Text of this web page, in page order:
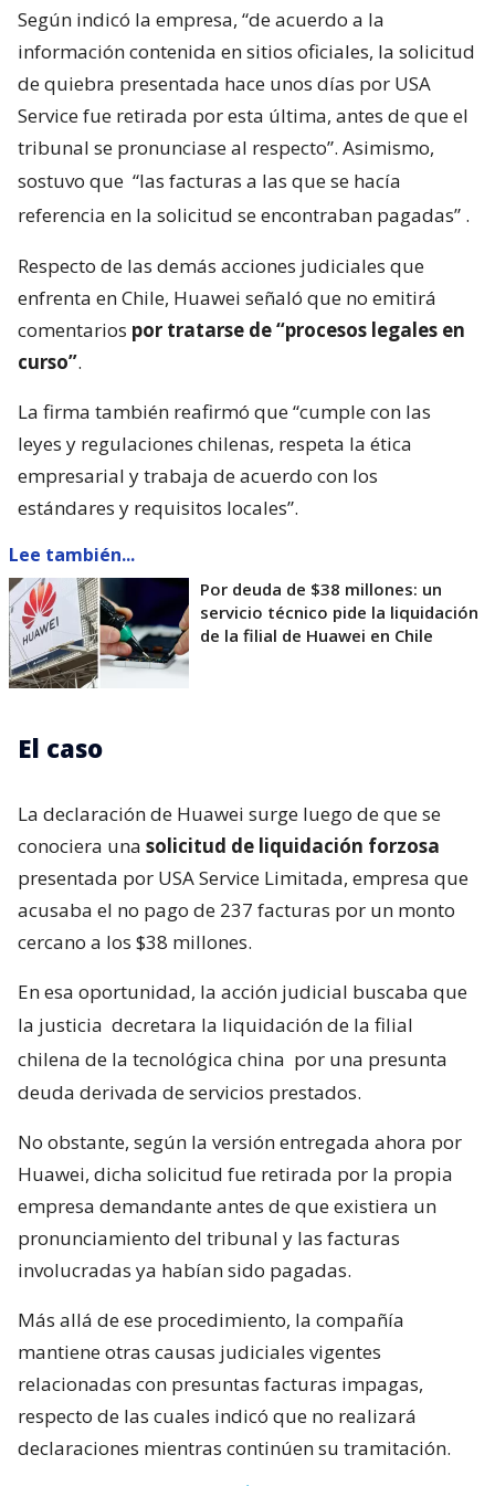
Según indicó la empresa, “de acuerdo a la
información contenida en sitios oficiales, la solicitud
de quiebra presentada hace unos días por USA
Service fue retirada por esta última, antes de que el
tribunal se pronunciase al respecto”. Asimismo,
sostuvo que “las facturas a las que se hacía
referencia en la solicitud se encontraban pagadas” .
Respecto de las demás acciones judiciales que
enfrenta en Chile, Huawei señaló que no emitirá
comentarios por tratarse de “procesos legales en
curso”.
La firma también reafirmó que “cumple con las
leyes y regulaciones chilenas, respeta la ética
empresarial y trabaja de acuerdo con los
estándares y requisitos locales”.
Lee también...
Por deuda de $38 millones: un
servicio técnico pide la liquidación
de la filial de Huawei en Chile
El caso
La declaración de Huawei surge luego de que se
conociera una solicitud de liquidación forzosa
presentada por USA Service Limitada, empresa que
acusaba el no pago de 237 facturas por un monto
cercano a los $38 millones.
En esa oportunidad, la acción judicial buscaba que
la justicia decretara la liquidación de la filial
chilena de la tecnológica china por una presunta
deuda derivada de servicios prestados.
No obstante, según la versión entregada ahora por
Huawei, dicha solicitud fue retirada por la propia
empresa demandante antes de que existiera un
pronunciamiento del tribunal y las facturas
involucradas ya habían sido pagadas.
Más allá de ese procedimiento, la compañía
mantiene otras causas judiciales vigentes
relacionadas con presuntas facturas impagas,
respecto de las cuales indicó que no realizará
declaraciones mientras continúen su tramitación.